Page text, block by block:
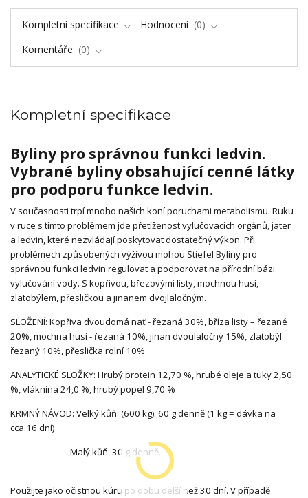
Kompletní specifikace Hodnocení
0
Komentáře
0
Kompletní specifikace
Byliny pro správnou funkci ledvin.
Vybrané byliny obsahující cenné látky
pro podporu funkce ledvin.
V současnosti trpí mnoho našich koní poruchami metabolismu. Ruku
v ruce s tímto problémem jde přetíženost vylučovacích orgánů, jater
a ledvin, které nezvládají poskytovat dostatečný výkon. Při
problémech způsobených výživou mohou Stiefel Byliny pro
správnou funkci ledvin regulovat a podporovat na přírodní bázi
vylučování vody. S kopřivou, březovými listy, mochnou husí,
zlatobýlem, přesličkou a jinanem dvojlaločným.
SLOŽENÍ: Kopřiva dvoudomá nať - řezaná 30%, bříza listy – řezané
20%, mochna husí - řezaná 10%, jinan dvoulaločný 15%, zlatobýl
řezaný 10%, přeslička rolní 10%
ANALYTICKÉ SLOŽKY: Hrubý protein 12,70 %, hrubé oleje a tuky 2,50
%, vláknina 24,0 %, hrubý popel 9,70 %
KRMNÝ NÁVOD: Velký kůň: (600 kg): 60 g denně (1 kg = dávka na
cca.16 dní)
Malý kůň: 30 g denně.
Použijte jako očistnou kúru po dobu delší než 30 dní. V případě